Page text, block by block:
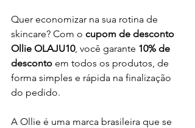
Quer economizar na sua rotina de
skincare? Com o cupom de desconto
Ollie OLAJU10, você garante 10% de
desconto em todos os produtos, de
forma simples e rápida na finalização
do pedido.
A Ollie é uma marca brasileira que se